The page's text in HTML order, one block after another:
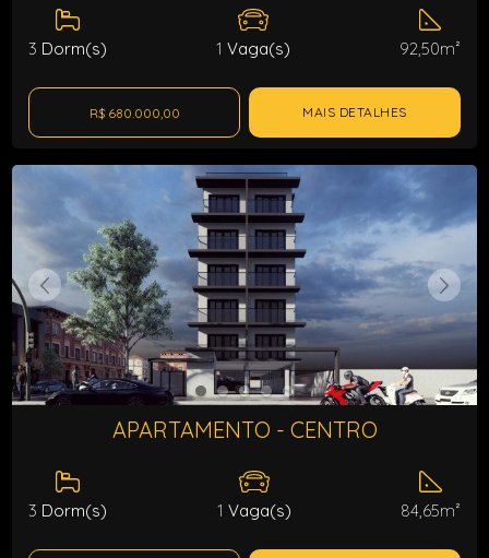
3 Dorm(s) 1 Vaga(s) 92,50m²
R$ 680.000,00 MAIS DETALHES
APARTAMENTO - CENTRO
3 Dorm(s) 1 Vaga(s) 84,65m²